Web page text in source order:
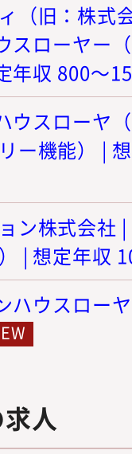
（旧：株式
スローヤー
年収 800～
ウスローヤ
ー機能） |
ン株式会社
| 想定年収
ハウスロー
人